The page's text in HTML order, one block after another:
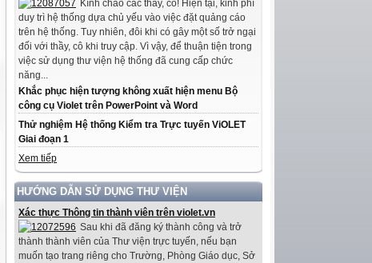
Kính chào các thầy, cô! Hiện tại, kinh phí
duy trì hệ thống dựa chủ yếu vào việc đặt quảng cáo
trên hệ thống. Tuy nhiên, đôi khi có gây một số trở ngại
đối với thầy, cô khi truy cập. Vì vậy, để thuận tiện trong
việc sử dụng thư viện hệ thống đã cung cấp chức
năng...
Khắc phục hiện tượng không xuất hiện menu Bộ
công cụ Violet trên PowerPoint và Word
Thử nghiệm Hệ thống Kiểm tra Trực tuyến ViOLET
Giai đoạn 1
Xem tiếp
HƯỚNG DẪN SỬ DỤNG THƯ VIỆN
Xác thực Thông tin thành viên trên violet.vn
Sau khi đã đăng ký thành công và trở
thành thành viên của Thư viện trực tuyến, nếu bạn
muốn tạo trang riêng cho Trường, Phòng Giáo dục, Sở